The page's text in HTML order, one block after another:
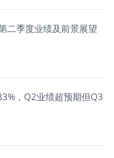
二季度业绩及前景展望
，Q2业绩超预期但Q3